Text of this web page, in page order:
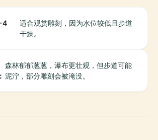
4
适合观赏雕刻，因为水位较低且步道
干燥。
森林郁郁葱葱，瀑布更壮观，但步道可能
泥泞，部分雕刻会被淹没。